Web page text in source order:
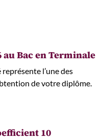
Bac en Terminale
l’une des
de votre diplôme.
10